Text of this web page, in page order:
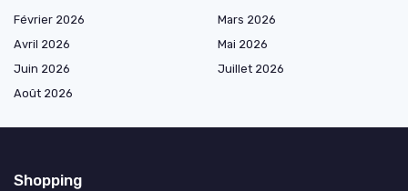
Février 2026
Mars 2026
Avril 2026
Mai 2026
Juin 2026
Juillet 2026
Août 2026
Shopping